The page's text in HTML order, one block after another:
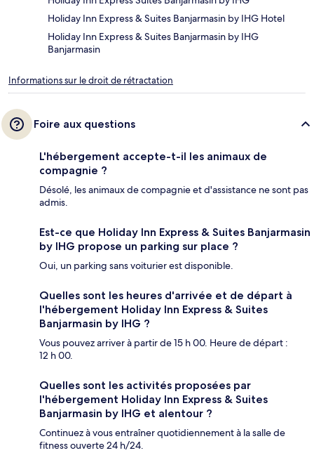
Holiday Inn Express & Suites Banjarmasin by IHG Hotel
Holiday Inn Express & Suites Banjarmasin by IHG
Banjarmasin
Informations sur le droit de rétractation
Foire aux questions
L'hébergement accepte-t-il les animaux de
compagnie ?
Désolé, les animaux de compagnie et d'assistance ne sont pas
admis.
Est-ce que Holiday Inn Express & Suites Banjarmasin
by IHG propose un parking sur place ?
Oui, un parking sans voiturier est disponible.
Quelles sont les heures d'arrivée et de départ à
l'hébergement Holiday Inn Express & Suites
Banjarmasin by IHG ?
Vous pouvez arriver à partir de 15 h 00. Heure de départ :
12 h 00.
Quelles sont les activités proposées par
l'hébergement Holiday Inn Express & Suites
Banjarmasin by IHG et alentour ?
Continuez à vous entraîner quotidiennement à la salle de
fitness ouverte 24 h/24.